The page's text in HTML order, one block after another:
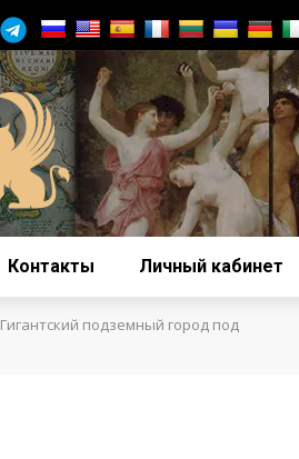
Контакты Личный кабинет
Гигантский подземный город под